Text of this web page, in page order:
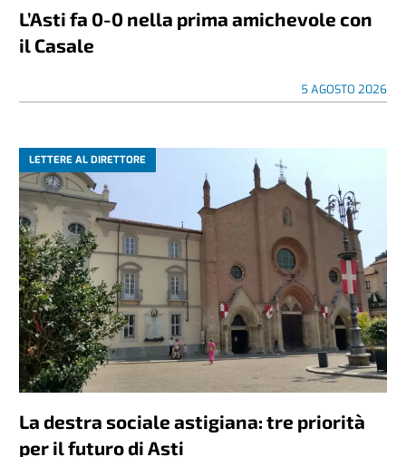
L’Asti fa 0-0 nella prima amichevole con
il Casale
5 AGOSTO 2026
LETTERE AL DIRETTORE
La destra sociale astigiana: tre priorità
per il futuro di Asti